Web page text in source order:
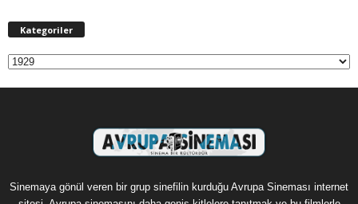
Kategoriler
Kategoriler
Sinemaya gönül veren bir grup sinefilin kurduğu Avrupa Sineması internet